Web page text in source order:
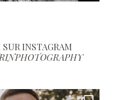
INSTAGRAM